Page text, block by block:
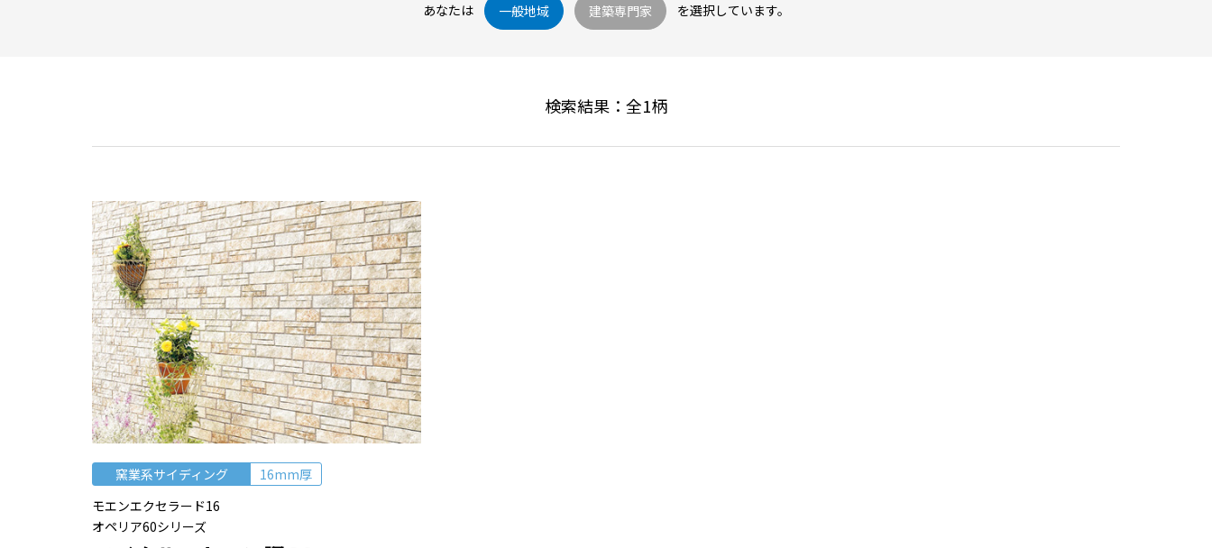
あなたは 一般地域 建築専門家 を選択しています。
検索結果：全1柄
窯業系サイディング
16mm厚
モエンエクセラード16
オペリア60シリーズ